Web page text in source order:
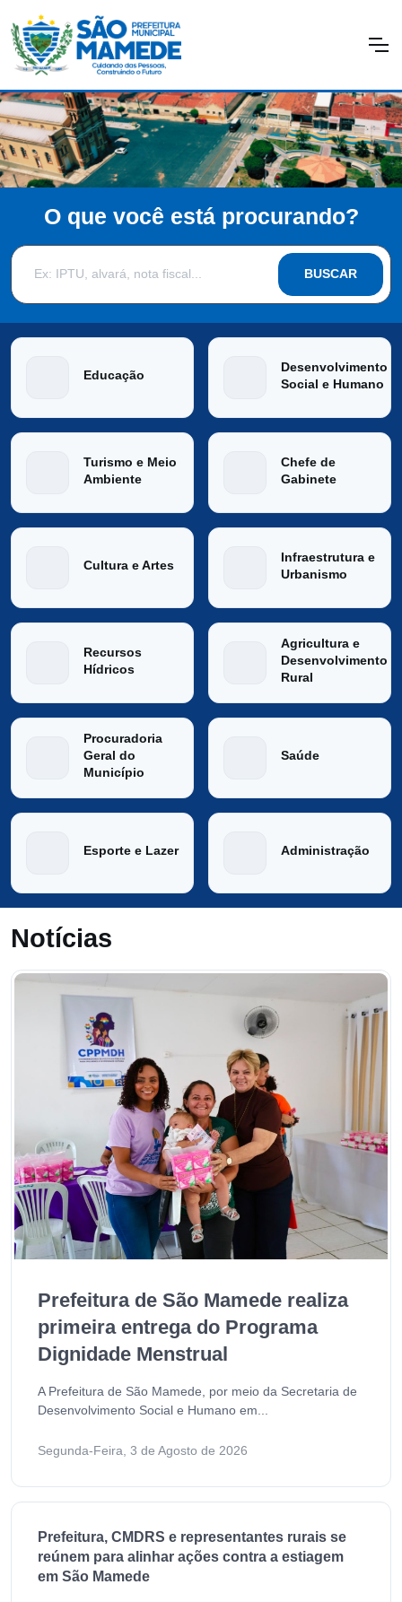
O que você está procurando?
BUSCAR
Educação
Desenvolvimento
Social e Humano
Turismo e Meio
Ambiente
Chefe de
Gabinete
Cultura e Artes
Infraestrutura e
Urbanismo
Recursos
Hídricos
Agricultura e
Desenvolvimento
Rural
Procuradoria
Geral do
Município
Saúde
Esporte e Lazer Administração
Notícias
Prefeitura de São Mamede realiza
primeira entrega do Programa
Dignidade Menstrual
A Prefeitura de São Mamede, por meio da Secretaria de
Desenvolvimento Social e Humano em...
Segunda-Feira, 3 de Agosto de 2026
Prefeitura, CMDRS e representantes rurais se
reúnem para alinhar ações contra a estiagem
em São Mamede